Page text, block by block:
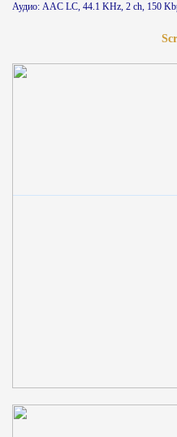
Аудио: AAC LC, 44.1 KHz, 2 ch, 150